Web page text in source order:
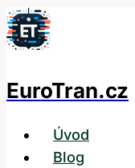
Přeskočit
na
EuroTran.cz
Úvod
Blog